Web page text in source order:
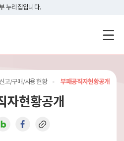
누리집입니다.
신고/구매/사용 현황 부패공직자현황공개
자현황공개